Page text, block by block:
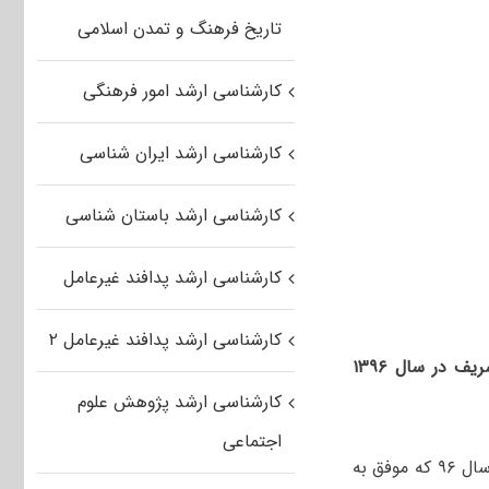
آیین نامه بورس تحصیلی دانشجویان پردیس بین الملل کیش دانشگاه صنعتی شریف در سال ۱۳۹۶
به سه نفر از پذیرفته شدگان مقطع کارشناسی ارشد آزمون تحصیلات تکمیلی سال ۹۶ که موفق به
تاریخ فرهنگ و تمدن اسلامی
کارشناسی ارشد امور فرهنگی
کارشناسی ارشد ایران شناسی
کارشناسی ارشد باستان شناسی
کارشناسی ارشد پدافند غیرعامل
کارشناسی ارشد پدافند غیرعامل ۲
کارشناسی ارشد پژوهش علوم
اجتماعی